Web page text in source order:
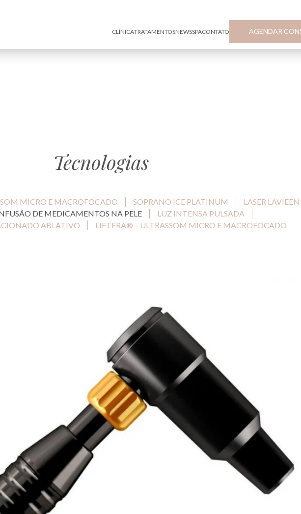
CLÍNICATRATAMENTOSNEWSSPACONTATO AGENDAR
Tecnologias
MICRO E MACROFOCADO SOPRANO ICE PLATINUM
LASER LAVIEEN
DE MEDICAMENTOS NA PELE
LUZ INTENSA PULSADA
ABLATIVO
LIFTERA® – ULTRASSOM MICRO E MACROFOCADO